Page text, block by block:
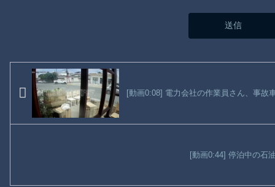
[動画0:08] 電力会社の作業員さん、事故
[動画0:44] 停泊中の石